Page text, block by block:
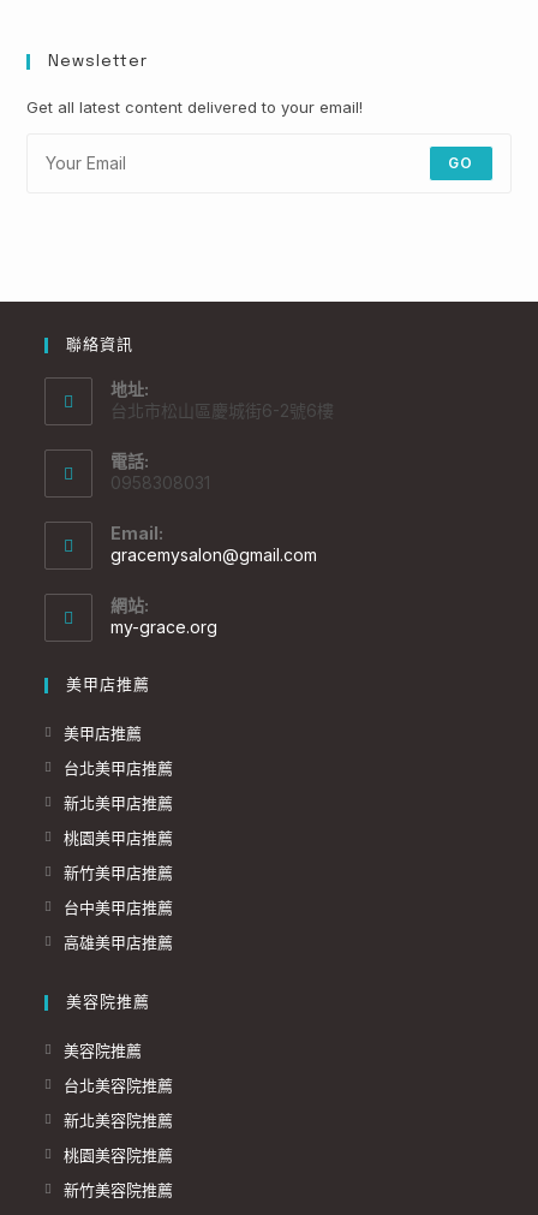
Newsletter
Get all latest content delivered to your email!
GO
聯絡資訊
地址:
台北市松山區慶城街6-2號6樓
電話:
0958308031
Email:
gracemysalon@gmail.com
網站:
my-grace.org
美甲店推薦
美甲店推薦
台北美甲店推薦
新北美甲店推薦
桃園美甲店推薦
新竹美甲店推薦
台中美甲店推薦
高雄美甲店推薦
美容院推薦
美容院推薦
台北美容院推薦
新北美容院推薦
桃園美容院推薦
新竹美容院推薦